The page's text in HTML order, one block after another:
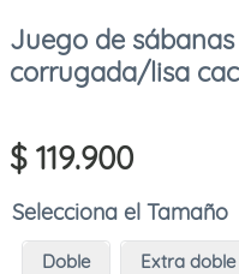
Juego de
corrugada/lisa
$ 119.900
Tamaño
Doble Extra doble